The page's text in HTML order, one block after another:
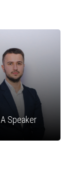
Speaker